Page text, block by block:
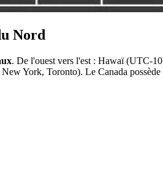
Nord
. De l'ouest vers l'est : Hawaï (UTC-
York, Toronto). Le Canada